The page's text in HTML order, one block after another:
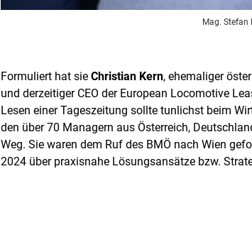
Mag. Stefan
Formuliert hat sie Christian Kern, ehemaliger
und derzeitiger CEO der European Locomotive
Lesen einer Tageszeitung sollte tunlichst beim
den über 70 Managern aus Österreich,
Weg. Sie waren dem Ruf des BMÖ nach Wien
2024 über praxisnahe Lösungsansätze bzw.